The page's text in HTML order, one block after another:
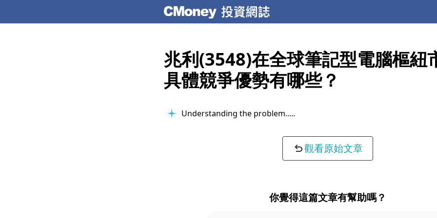
兆利(3548)在全球筆記型電腦樞紐
具體競爭優勢有哪些？
Understanding the problem...
觀看原始文章
你覺得這篇文章有幫助嗎？